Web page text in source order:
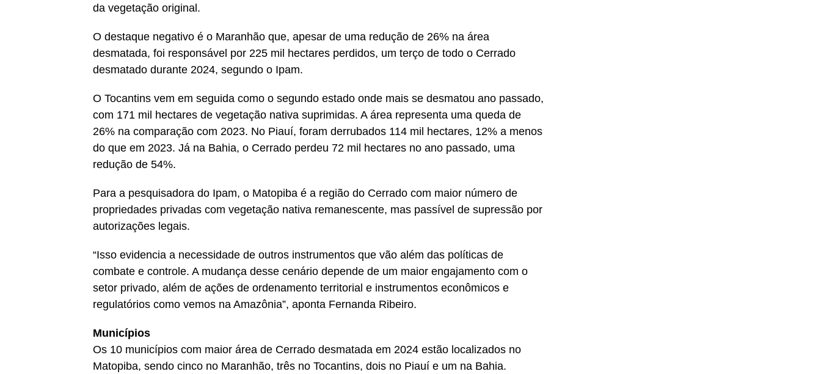
da vegetação original.
O destaque negativo é o Maranhão que, apesar de uma redução de 26% na área
desmatada, foi responsável por 225 mil hectares perdidos, um terço de todo o Cerrado
desmatado durante 2024, segundo o Ipam.
O Tocantins vem em seguida como o segundo estado onde mais se desmatou ano passado,
com 171 mil hectares de vegetação nativa suprimidas. A área representa uma queda de
26% na comparação com 2023. No Piauí, foram derrubados 114 mil hectares, 12% a menos
do que em 2023. Já na Bahia, o Cerrado perdeu 72 mil hectares no ano passado, uma
redução de 54%.
Para a pesquisadora do Ipam, o Matopiba é a região do Cerrado com maior número de
propriedades privadas com vegetação nativa remanescente, mas passível de supressão por
autorizações legais.
“Isso evidencia a necessidade de outros instrumentos que vão além das políticas de
combate e controle. A mudança desse cenário depende de um maior engajamento com o
setor privado, além de ações de ordenamento territorial e instrumentos econômicos e
regulatórios como vemos na Amazônia”, aponta Fernanda Ribeiro.
Municípios
Os 10 municípios com maior área de Cerrado desmatada em 2024 estão localizados no
Matopiba, sendo cinco no Maranhão, três no Tocantins, dois no Piauí e um na Bahia.